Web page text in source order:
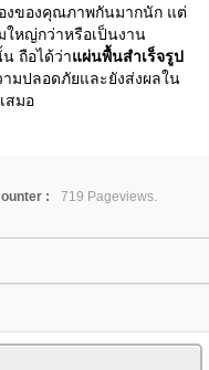
งของคุณภาพกันมากนัก แต่
หญ่กว่าหรือเป็นงาน
ถือได้ว่าแผ่นพื้นสำเร็จรูป
มปลอดภัยและยังส่งผลใน
สมอ
:
719 Pageviews.